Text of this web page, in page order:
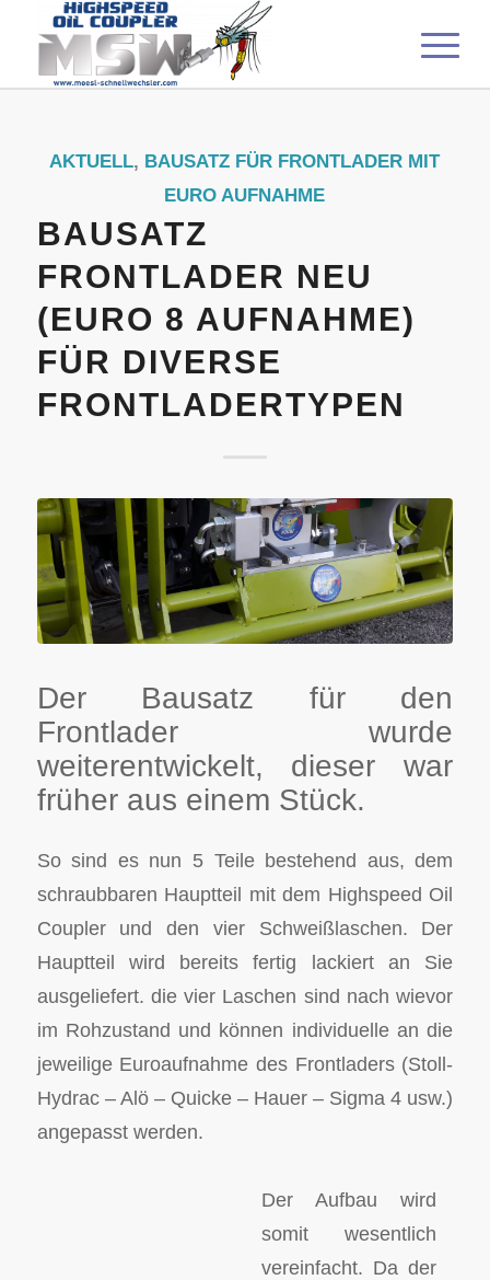
AKTUELL, BAUSATZ FÜR FRONTLADER MIT
EURO AUFNAHME
BAUSATZ
FRONTLADER NEU
(EURO 8 AUFNAHME)
FÜR DIVERSE
FRONTLADERTYPEN
Der Bausatz für den
Frontlader wurde
weiterentwickelt, dieser war
früher aus einem Stück.
So sind es nun 5 Teile bestehend aus, dem
schraubbaren Hauptteil mit dem Highspeed Oil
Coupler und den vier Schweißlaschen. Der
Hauptteil wird bereits fertig lackiert an Sie
ausgeliefert. die vier Laschen sind nach wievor
im Rohzustand und können individuelle an die
jeweilige Euroaufnahme des Frontladers (Stoll-
Hydrac – Alö – Quicke – Hauer – Sigma 4 usw.)
angepasst werden.
Der Aufbau wird
somit wesentlich
vereinfacht. Da der